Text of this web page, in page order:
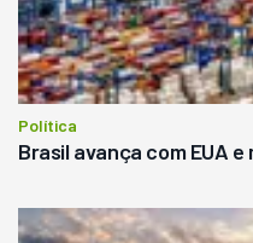
Política
Brasil avança com EUA